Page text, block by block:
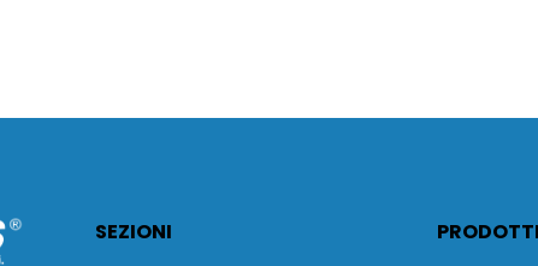
SEZIONI
PRODOTTI